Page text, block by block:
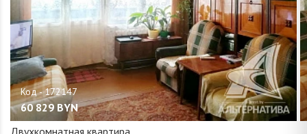
60 829 BYN
Двухкомнатная квартира